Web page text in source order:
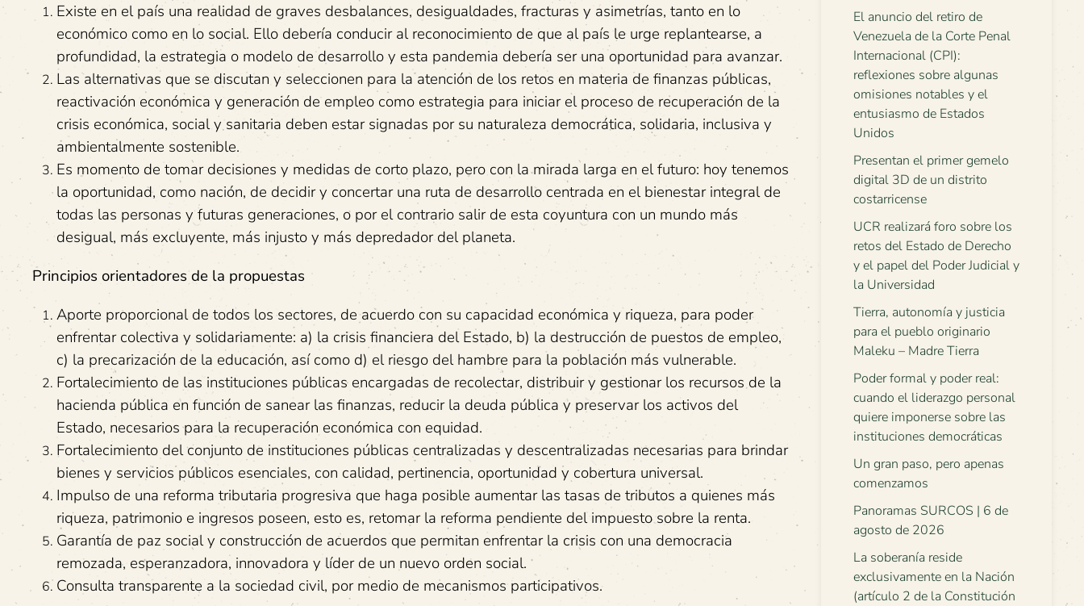
Existe en el país una realidad de graves desbalances, desigualdades, fracturas y asimetrías, tanto en lo
económico como en lo social. Ello debería conducir al reconocimiento de que al país le urge replantearse, a
profundidad, la estrategia o modelo de desarrollo y esta pandemia debería ser una oportunidad para avanzar.
Las alternativas que se discutan y seleccionen para la atención de los retos en materia de finanzas públicas,
reactivación económica y generación de empleo como estrategia para iniciar el proceso de recuperación de la
crisis económica, social y sanitaria deben estar signadas por su naturaleza democrática, solidaria, inclusiva y
ambientalmente sostenible.
Es momento de tomar decisiones y medidas de corto plazo, pero con la mirada larga en el futuro: hoy tenemos
la oportunidad, como nación, de decidir y concertar una ruta de desarrollo centrada en el bienestar integral de
todas las personas y futuras generaciones, o por el contrario salir de esta coyuntura con un mundo más
desigual, más excluyente, más injusto y más depredador del planeta.
Principios orientadores de la propuestas
Aporte proporcional de todos los sectores, de acuerdo con su capacidad económica y riqueza, para poder
enfrentar colectiva y solidariamente: a) la crisis financiera del Estado, b) la destrucción de puestos de empleo,
c) la precarización de la educación, así como d) el riesgo del hambre para la población más vulnerable.
Fortalecimiento de las instituciones públicas encargadas de recolectar, distribuir y gestionar los recursos de la
hacienda pública en función de sanear las finanzas, reducir la deuda pública y preservar los activos del
Estado, necesarios para la recuperación económica con equidad.
Fortalecimiento del conjunto de instituciones públicas centralizadas y descentralizadas necesarias para brindar
bienes y servicios públicos esenciales, con calidad, pertinencia, oportunidad y cobertura universal.
Impulso de una reforma tributaria progresiva que haga posible aumentar las tasas de tributos a quienes más
riqueza, patrimonio e ingresos poseen, esto es, retomar la reforma pendiente del impuesto sobre la renta.
Garantía de paz social y construcción de acuerdos que permitan enfrentar la crisis con una democracia
remozada, esperanzadora, innovadora y líder de un nuevo orden social.
Consulta transparente a la sociedad civil, por medio de mecanismos participativos.
El anuncio del retiro de
Venezuela de la Corte Penal
Internacional (CPI):
reflexiones sobre algunas
omisiones notables y el
entusiasmo de Estados
Unidos
Presentan el primer gemelo
digital 3D de un distrito
costarricense
UCR realizará foro sobre los
retos del Estado de Derecho
y el papel del Poder Judicial y
la Universidad
Tierra, autonomía y justicia
para el pueblo originario
Maleku – Madre Tierra
Poder formal y poder real:
cuando el liderazgo personal
quiere imponerse sobre las
instituciones democráticas
Un gran paso, pero apenas
comenzamos
Panoramas SURCOS | 6 de
agosto de 2026
La soberanía reside
exclusivamente en la Nación
(artículo 2 de la Constitución